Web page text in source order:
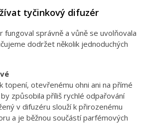
tyčinkový difuzér
fungoval správně a vůně se uvolňovala
dodržet několik jednoduchých
topení, otevřenému ohni ani na přímé
způsobila příliš rychlé odpařování
v difuzéru slouží k přirozenému
a je běžnou součástí parfémových